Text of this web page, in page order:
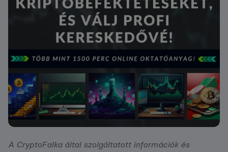
A CryptoFalka által szolgáltatott információk és